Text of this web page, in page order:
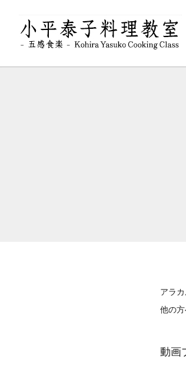
アラ
他の方
動画